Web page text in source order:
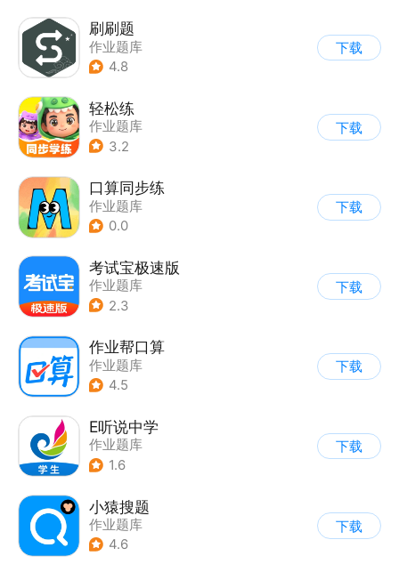
刷刷题
作业题库
4.8
下载
轻松练
作业题库
3.2
下载
口算同步练
作业题库
0.0
下载
考试宝极速版
作业题库
2.3
下载
作业帮口算
作业题库
4.5
下载
E听说中学
作业题库
1.6
下载
小猿搜题
作业题库
4.6
下载